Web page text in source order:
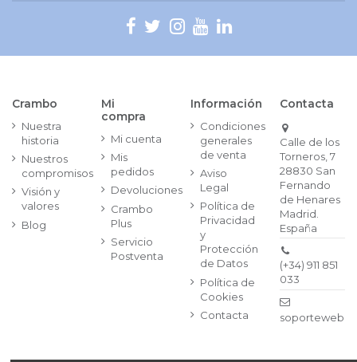
Crambo
Nuestra
historia
Nuestros
compromisos
Visión y
valores
Blog
Mi
compra
Mi cuenta
Mis
pedidos
Devoluciones
Crambo
Plus
Servicio
Postventa
Información
Condiciones
generales
de venta
Aviso
Legal
Política de
Privacidad
y
Protección
de Datos
Política de
Cookies
Contacta
Contacta
Calle de los
Torneros, 7
28830 San
Fernando
de Henares
Madrid.
España
(+34) 911 851
033